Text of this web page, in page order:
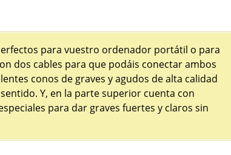
para vuestro ordenador portátil o para
dos cables para que podáis conectar ambos
conos de graves y agudos de alta calidad
Y, en la parte superior cuenta con
para dar graves fuertes y claros sin